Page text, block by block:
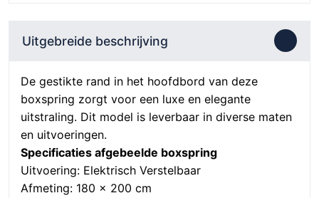
Uitgebreide beschrijving
De gestikte rand in het hoofdbord van deze
boxspring zorgt voor een luxe en elegante
uitstraling. Dit model is leverbaar in diverse maten
en uitvoeringen.
Specificaties afgebeelde boxspring
Uitvoering: Elektrisch Verstelbaar
Afmeting: 180 x 200 cm